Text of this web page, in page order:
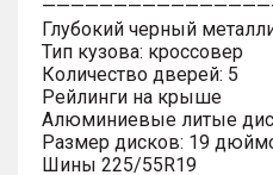
Глубокий черный
Тип кузова: кроссовер
Количество дверей: 5
Рейлинги на крыше
Алюминиевые литые
Размер дисков: 19
Шины 225/55R19